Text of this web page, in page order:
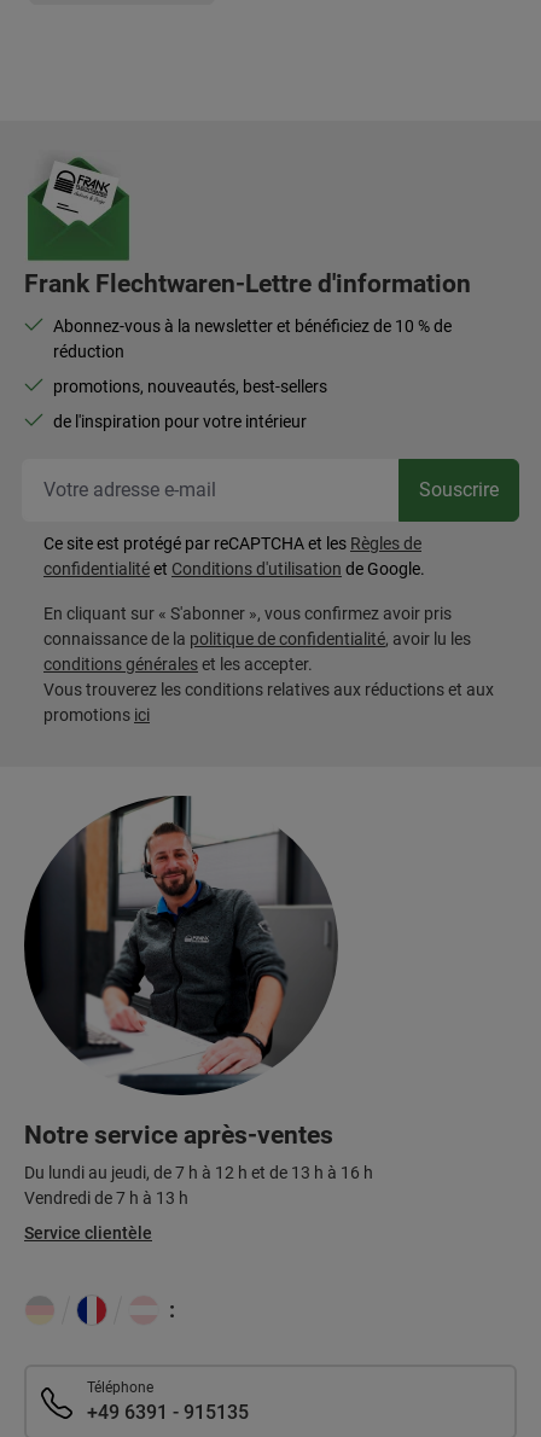
Frank Flechtwaren-Lettre d'information
Abonnez-vous à la newsletter et bénéficiez de 10 % de
réduction
promotions, nouveautés, best-sellers
de l'inspiration pour votre intérieur
Souscrire
Ce site est protégé par reCAPTCHA et les Règles de
confidentialitéet Conditions d'utilisation de Google.
En cliquant sur « S'abonner », vous confirmez avoir pris
connaissance de la politique de confidentialité, avoir lu les
conditions généraleset les accepter.
Vous trouverez les conditions relatives aux réductions et aux
promotions ici
Notre service après-ventes
Du lundi au jeudi, de 7 h à 12 h et de 13 h à 16 h
Vendredi de 7 h à 13 h
Service clientèle
:
Téléphone
+49 6391 - 915135